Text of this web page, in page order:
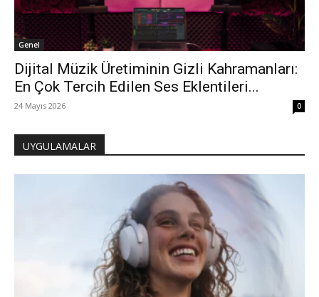
Genel
Dijital Müzik Üretiminin Gizli Kahramanları:
En Çok Tercih Edilen Ses Eklentileri...
24 Mayıs 2026 0
UYGULAMALAR